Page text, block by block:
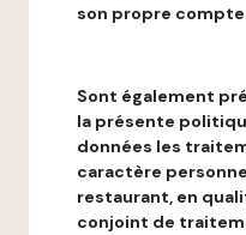
son propre
Sont également
la présente
données les
caractère
restaurant, en
conjoint de